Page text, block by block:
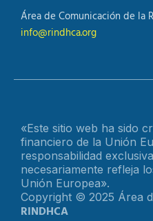
Área de Comunicación de la
info@rindhca.org
«Este sitio web ha sido
financiero de la Unión
responsabilidad
necesariamente refleja
Unión Europea».
Copyright © 2025 Área
RINDHCA